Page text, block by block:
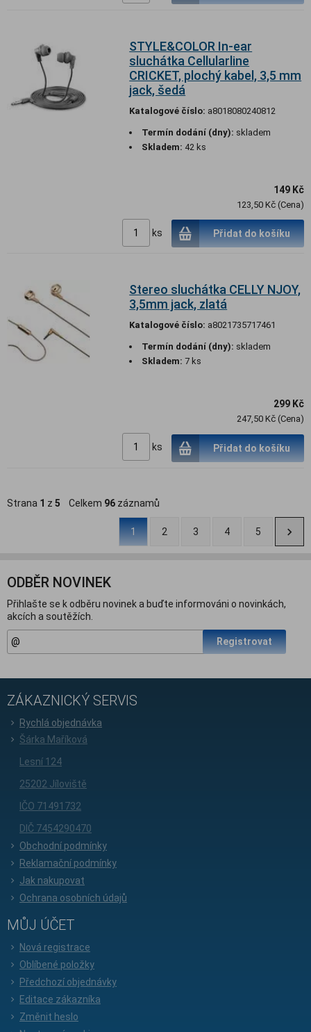
STYLE&COLOR In-ear
sluchátka Cellularline
CRICKET, plochý kabel, 3,5 mm
jack, šedá
Katalogové číslo: a8018080240812
Termín dodání (dny): skladem
Skladem: 42 ks
149 Kč
123,50 Kč (Cena)
ks Přidat do košíku
Stereo sluchátka CELLY NJOY,
3,5mm jack, zlatá
Katalogové číslo: a8021735717461
Termín dodání (dny): skladem
Skladem: 7 ks
299 Kč
247,50 Kč (Cena)
ks Přidat do košíku
Strana 1 z 5 Celkem 96 záznamů
1 2 3 4 5
ODBĚR NOVINEK
Přihlašte se k odběru novinek a buďte informováni o novinkách,
akcích a soutěžích.
Registrovat
ZÁKAZNICKÝ SERVIS
Rychlá objednávka
Šárka Maříková
Lesní 124
25202 Jíloviště
IČO 71491732
DIČ 7454290470
Obchodní podmínky
Reklamační podmínky
Jak nakupovat
Ochrana osobních údajů
MŮJ ÚČET
Nová registrace
Oblíbené položky
Předchozí objednávky
Editace zákazníka
Změnit heslo